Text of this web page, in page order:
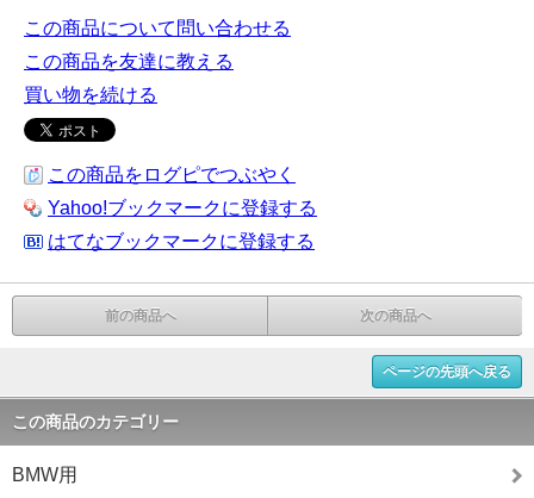
この商品について問い合わせる
この商品を友達に教える
買い物を続ける
この商品をログピでつぶやく
Yahoo!ブックマークに登録する
はてなブックマークに登録する
前の商品へ 次の商品へ
ページの先頭へ戻る
この商品のカテゴリー
BMW用